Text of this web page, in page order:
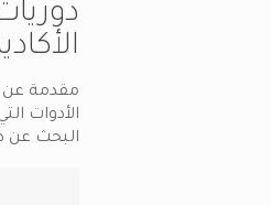
مقدمة عن
الأدوات
البحث عن